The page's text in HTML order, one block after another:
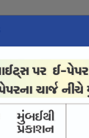
તંત્રી લેખ